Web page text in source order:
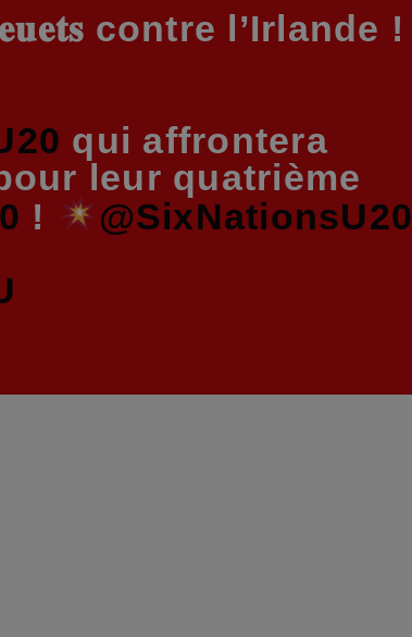
contre l’Irlande !
qui affrontera
leur quatrième
!
@SixNationsU20